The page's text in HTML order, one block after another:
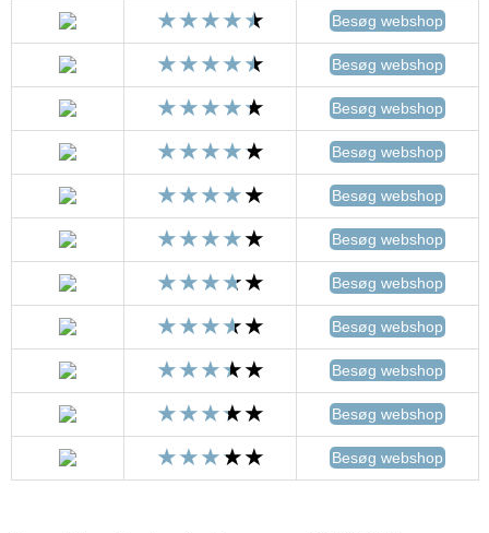
Besøg webshop
Besøg webshop
Besøg webshop
Besøg webshop
Besøg webshop
Besøg webshop
Besøg webshop
Besøg webshop
Besøg webshop
Besøg webshop
Besøg webshop